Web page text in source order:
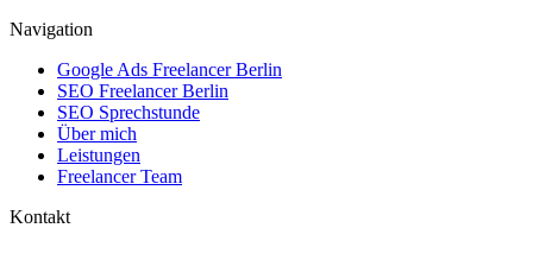
Navigation
Google Ads Freelancer Berlin
SEO Freelancer Berlin
SEO Sprechstunde
Über mich
Leistungen
Freelancer Team
Kontakt